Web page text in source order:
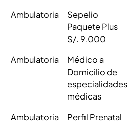
Ambulatoria
Sepelio
Paquete Plus
S/. 9,000
Ambulatoria
Médico a
Domicilio de
especialidades
médicas
Ambulatoria Perfil Prenatal